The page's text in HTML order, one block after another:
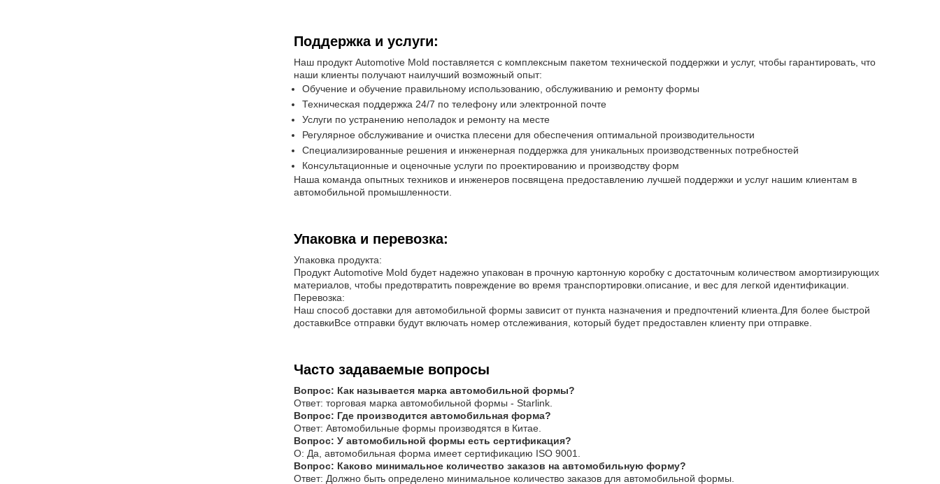
Поддержка и услуги:
Наш продукт Automotive Mold поставляется с комплексным пакетом технической поддержки и услуг, чтобы гарантировать, что
наши клиенты получают наилучший возможный опыт:
Обучение и обучение правильному использованию, обслуживанию и ремонту формы
Техническая поддержка 24/7 по телефону или электронной почте
Услуги по устранению неполадок и ремонту на месте
Регулярное обслуживание и очистка плесени для обеспечения оптимальной производительности
Специализированные решения и инженерная поддержка для уникальных производственных потребностей
Консультационные и оценочные услуги по проектированию и производству форм
Наша команда опытных техников и инженеров посвящена предоставлению лучшей поддержки и услуг нашим клиентам в
автомобильной промышленности.
Упаковка и перевозка:
Упаковка продукта:
Продукт Automotive Mold будет надежно упакован в прочную картонную коробку с достаточным количеством амортизирующих
материалов, чтобы предотвратить повреждение во время транспортировки.описание, и вес для легкой идентификации.
Перевозка:
Наш способ доставки для автомобильной формы зависит от пункта назначения и предпочтений клиента.Для более быстрой
доставкиВсе отправки будут включать номер отслеживания, который будет предоставлен клиенту при отправке.
Часто задаваемые вопросы
Вопрос: Как называется марка автомобильной формы?
Ответ: торговая марка автомобильной формы - Starlink.
Вопрос: Где производится автомобильная форма?
Ответ: Автомобильные формы производятся в Китае.
Вопрос: У автомобильной формы есть сертификация?
О: Да, автомобильная форма имеет сертификацию ISO 9001.
Вопрос: Каково минимальное количество заказов на автомобильную форму?
Ответ: Должно быть определено минимальное количество заказов для автомобильной формы.